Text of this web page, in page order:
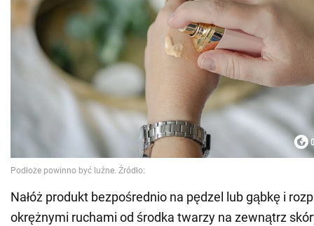
Nałóż produkt bezpośrednio na pędzel lub gąbkę i
okrężnymi ruchami od środka twarzy na zewnątrz